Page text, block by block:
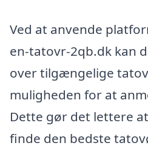
Ved at anvende
en-tatovr-2qb.dk kan
over tilgængelige
muligheden for at
Dette gør det lettere
finde den bedste